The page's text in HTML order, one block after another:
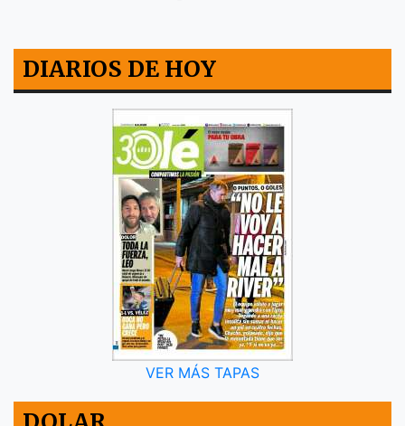
DIARIOS DE HOY
VER MÁS TAPAS